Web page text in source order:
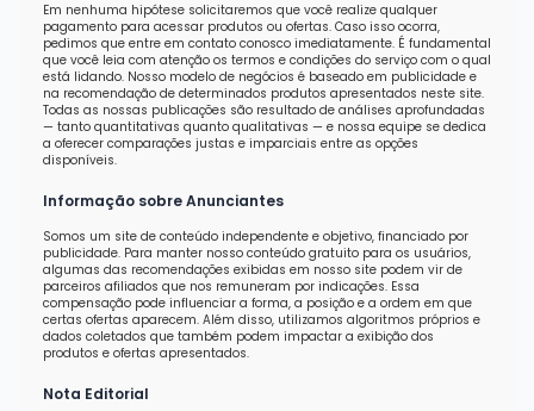
Em nenhuma hipótese solicitaremos que você realize qualquer
pagamento para acessar produtos ou ofertas. Caso isso ocorra,
pedimos que entre em contato conosco imediatamente. É fundamental
que você leia com atenção os termos e condições do serviço com o qual
está lidando. Nosso modelo de negócios é baseado em publicidade e
na recomendação de determinados produtos apresentados neste site.
Todas as nossas publicações são resultado de análises aprofundadas
— tanto quantitativas quanto qualitativas — e nossa equipe se dedica
a oferecer comparações justas e imparciais entre as opções
disponíveis.
Informação sobre Anunciantes
Somos um site de conteúdo independente e objetivo, financiado por
publicidade. Para manter nosso conteúdo gratuito para os usuários,
algumas das recomendações exibidas em nosso site podem vir de
parceiros afiliados que nos remuneram por indicações. Essa
compensação pode influenciar a forma, a posição e a ordem em que
certas ofertas aparecem. Além disso, utilizamos algoritmos próprios e
dados coletados que também podem impactar a exibição dos
produtos e ofertas apresentados.
Nota Editorial